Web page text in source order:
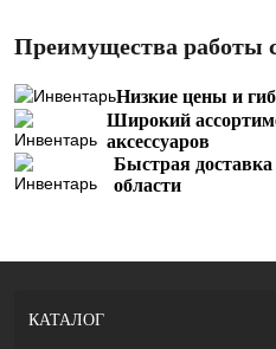
Преимущества работы
Низкие цены и
Широкий
аксессуаров
Быстрая
области
КАТАЛОГ